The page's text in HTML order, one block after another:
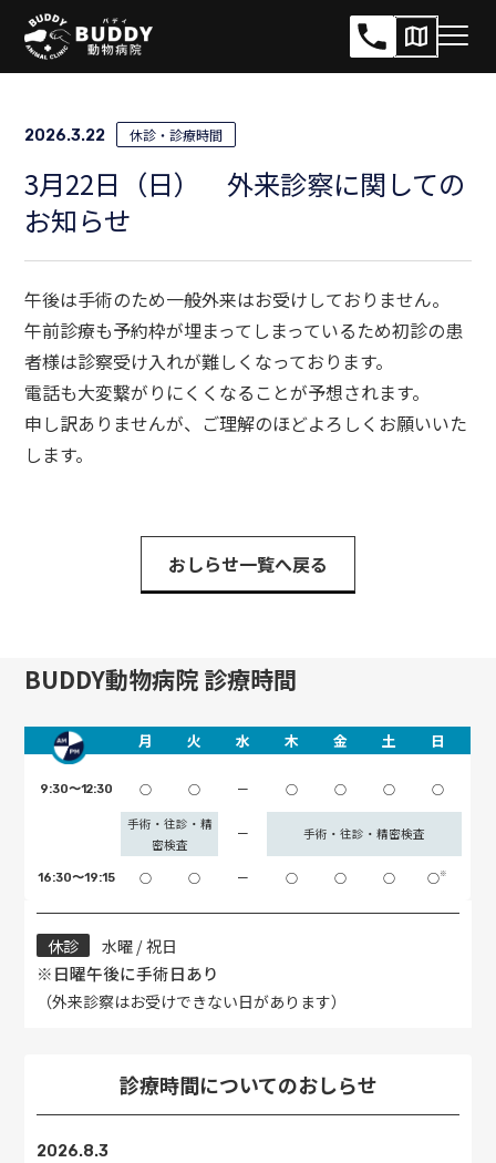
サ
イ
ニ
メ
ニ
開
閉
2026.3.22 休診・診療時間
3月22日（日） 外来診察に関しての
お知らせ
午後は手術のため一般外来はお受けしておりません。
午前診療も予約枠が埋まってしまっているため初診の患
者様は診察受け入れが難しくなっております。
電話も大変繋がりにくくなることが予想されます。
申し訳ありませんが、ご理解のほどよろしくお願いいた
します。
おしらせ一覧へ戻る
BUDDY動物病院 診療時間
月 火 水 木 金 土 日
9:30〜12:30 ○ ○ ー ○ ○ ○ ○
手術・往診・精
密検査
ー 手術・往診・精密検査
16:30〜19:15 ○ ○ ー ○ ○ ○ ○※
休診
水曜 / 祝日
※日曜午後に手術日あり
（外来診察はお受けできない日があります）
診療時間についてのおしらせ
2026.8.3